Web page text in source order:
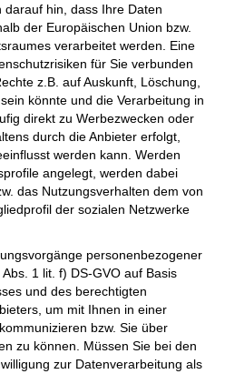
darauf hin, dass Ihre Daten
der Europäischen Union bzw.
verarbeitet werden. Eine
für Sie verbunden
z.B. auf Auskunft, Löschung,
könnte und die Verarbeitung in
direkt zu Werbezwecken oder
durch die Anbieter erfolgt,
werden kann. Werden
angelegt, werden dabei
das Nutzungsverhalten dem von
der sozialen Netzwerke
personenbezogener
1 lit. f) DS-GVO auf Basis
und des berechtigten
um mit Ihnen in einer
bzw. Sie über
zu können. Müssen Sie bei den
zur Datenverarbeitung als